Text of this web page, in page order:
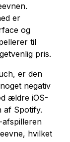
er
og
til
pris.
er den
negativ
ældre iOS-
af Spotify.
afspilleren
hvilket